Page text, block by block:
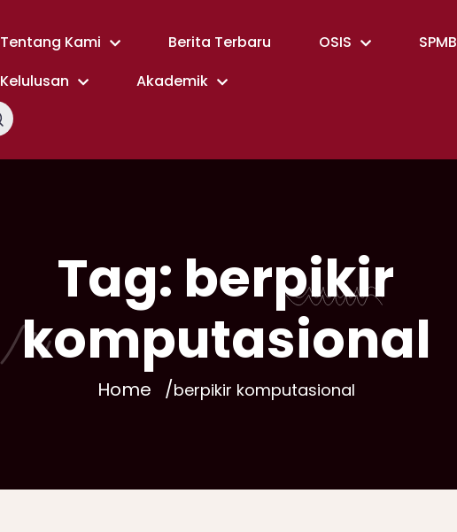
Tentang Kami Berita Terbaru OSIS SPMB
Kelulusan
Akademik
Tag: berpikir
komputasional
Home berpikir komputasional